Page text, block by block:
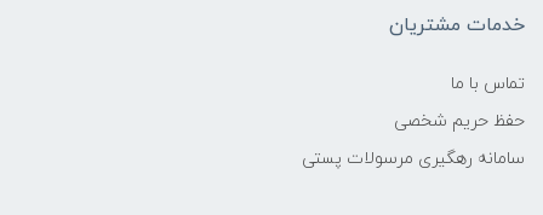
خدمات مشتریان
تماس با ما
حفظ حریم شخصی
سامانه رهگیری مرسولات پستی